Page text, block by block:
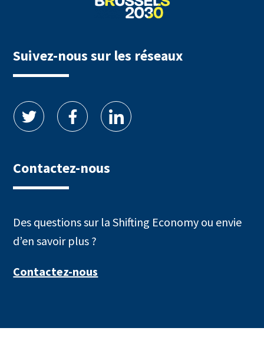
Suivez-nous sur les réseaux
Contactez-nous
Des questions sur la Shifting Economy ou envie
d’en savoir plus ?
Contactez-nous